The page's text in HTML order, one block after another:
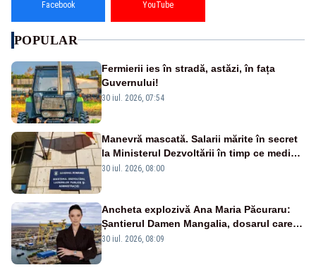
Facebook YouTube
POPULAR
Fermierii ies în stradă, astăzi, în fața
Guvernului!
30 iul. 2026, 07:54
Manevră mascată. Salarii mărite în secret
la Ministerul Dezvoltării în timp ce medicii
ies în stradă
30 iul. 2026, 08:00
Ancheta explozivă Ana Maria Păcuraru:
Șantierul Damen Mangalia, dosarul care
scufundă apărarea României
30 iul. 2026, 08:09